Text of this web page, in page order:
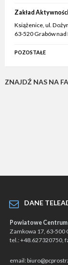
Zakład
Książenice, ul.
63-520 Grabów nad
POZOSTAŁE
ZNAJDŹ NAS NA
DANE
Powiatowe
Zamkowa 17, 63-500
tel.: +48.627320750,
email: